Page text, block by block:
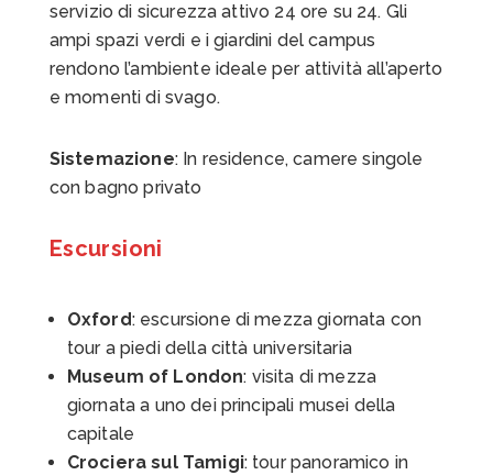
servizio di sicurezza attivo 24 ore su 24. Gli
ampi spazi verdi e i giardini del campus
rendono l’ambiente ideale per attività all’aperto
e momenti di svago.
Sistemazione: In residence,camere singole
con bagno privato
Escursioni
Oxford: escursione di mezza giornata con
tour a piedi della città universitaria
Museum of London: visita di mezza
giornata a uno dei principali musei della
capitale
Crociera sul Tamigi: tour panoramico in